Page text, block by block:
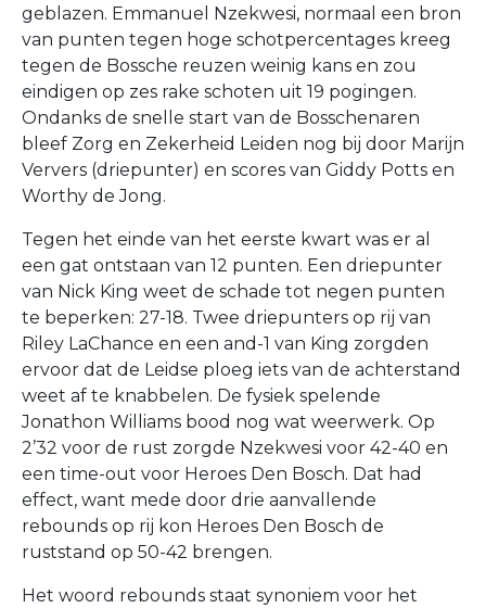
geblazen. Emmanuel Nzekwesi, normaal een bron
van punten tegen hoge schotpercentages kreeg
tegen de Bossche reuzen weinig kans en zou
eindigen op zes rake schoten uit 19 pogingen.
Ondanks de snelle start van de Bosschenaren
bleef Zorg en Zekerheid Leiden nog bij door Marijn
Ververs (driepunter) en scores van Giddy Potts en
Worthy de Jong.
Tegen het einde van het eerste kwart was er al
een gat ontstaan van 12 punten. Een driepunter
van Nick King weet de schade tot negen punten
te beperken: 27-18. Twee driepunters op rij van
Riley LaChance en een and-1 van King zorgden
ervoor dat de Leidse ploeg iets van de achterstand
weet af te knabbelen. De fysiek spelende
Jonathon Williams bood nog wat weerwerk. Op
2’32 voor de rust zorgde Nzekwesi voor 42-40 en
een time-out voor Heroes Den Bosch. Dat had
effect, want mede door drie aanvallende
rebounds op rij kon Heroes Den Bosch de
ruststand op 50-42 brengen.
Het woord rebounds staat synoniem voor het